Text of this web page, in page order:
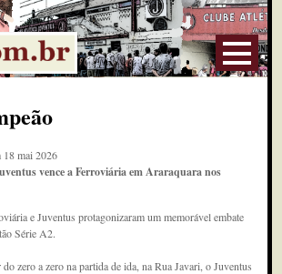
mai 2026
vence a Ferroviária em Araraquara nos
e Juventus protagonizaram um memorável embate
Série A2.
zero a zero na partida de ida, na Rua Javari, o Juventus